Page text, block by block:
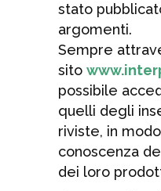
stato
argomenti.
Sempre
sito
possibile
quelli degli
riviste, in
conoscenza
dei loro